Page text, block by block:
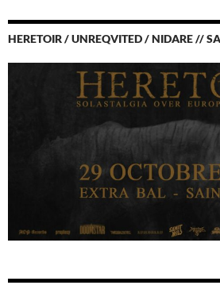
HERETOIR / UNREQVITED / NIDARE //